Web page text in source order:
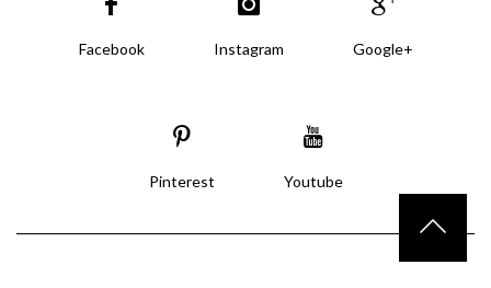
Facebook Instagram Google+
Pinterest Youtube